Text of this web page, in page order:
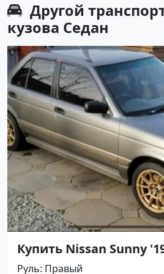
Другой
кузова Седан
Купить Nissan Sunny
(1400/75 л.с.) Бензин
Руль Правый